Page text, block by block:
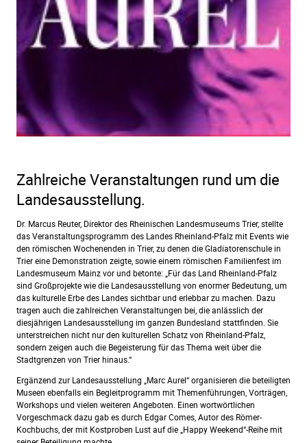
Zahlreiche Veranstaltungen rund um die
Landesausstellung.
Dr. Marcus Reuter, Direktor des Rheinischen Landesmuseums Trier, stellte
das Veranstaltungsprogramm des Landes Rheinland-Pfalz mit Events wie
den römischen Wochenenden in Trier, zu denen die Gladiatorenschule in
Trier eine Demonstration zeigte, sowie einem römischen Familienfest im
Landesmuseum Mainz vor und betonte: „Für das Land Rheinland-Pfalz
sind Großprojekte wie die Landesausstellung von enormer Bedeutung, um
das kulturelle Erbe des Landes sichtbar und erlebbar zu machen. Dazu
tragen auch die zahlreichen Veranstaltungen bei, die anlässlich der
diesjährigen Landesausstellung im ganzen Bundesland stattfinden. Sie
unterstreichen nicht nur den kulturellen Schatz von Rheinland-Pfalz,
sondern zeigen auch die Begeisterung für das Thema weit über die
Stadtgrenzen von Trier hinaus.“
Ergänzend zur Landesausstellung „Marc Aurel“ organisieren die beteiligten
Museen ebenfalls ein Begleitprogramm mit Themenführungen, Vorträgen,
Workshops und vielen weiteren Angeboten. Einen wortwörtlichen
Vorgeschmack dazu gab es durch Edgar Comes, Autor des Römer-
Kochbuchs, der mit Kostproben Lust auf die „Happy Weekend“-Reihe mit